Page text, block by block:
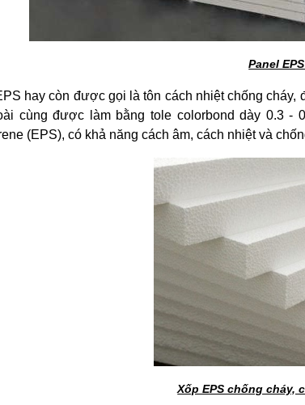
Panel
hay còn được gọi là tôn cách nhiệt chống
cùng được làm bằng tole colorbond dày 0.3 -
(EPS), có khả năng cách âm, cách nhiệt và
Xốp EPS chống cháy,